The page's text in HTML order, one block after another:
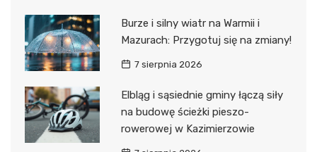
Burze i silny wiatr na Warmii i
Mazurach: Przygotuj się na zmiany!
7 sierpnia 2026
Elbląg i sąsiednie gminy łączą siły
na budowę ścieżki pieszo-
rowerowej w Kazimierzowie